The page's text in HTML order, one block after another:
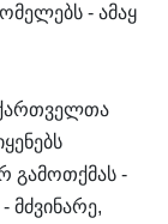
- ამაყ
ქართველთა
გამოთქმას -
მძვინარე,